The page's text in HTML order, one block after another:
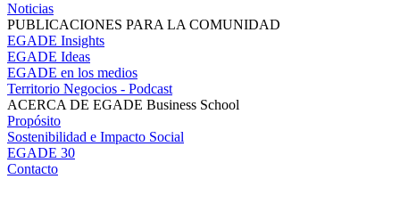
Noticias
PUBLICACIONES PARA LA COMUNIDAD
EGADE Insights
EGADE Ideas
EGADE en los medios
Territorio Negocios - Podcast
ACERCA DE EGADE Business School
Propósito
Sostenibilidad e Impacto Social
EGADE 30
Contacto